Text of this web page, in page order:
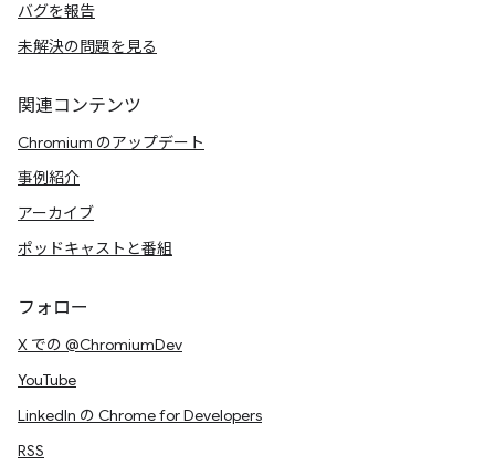
バグを報告
未解決の問題を見る
関連コンテンツ
Chromium のアップデート
事例紹介
アーカイブ
ポッドキャストと番組
フォロー
X での @ChromiumDev
YouTube
LinkedIn の Chrome for Developers
RSS